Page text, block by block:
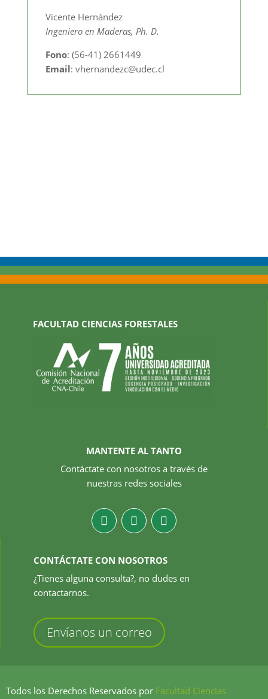
Vicente Hernández
Ingeniero en Maderas, Ph. D.
Fono: (56-41) 2661449
Email: vhernandezc@udec.cl
FACULTAD CIENCIAS FORESTALES
MANTENTE AL TANTO
Contáctate con nosotros a través de
nuestras redes sociales
CONTÁCTATE CON NOSOTROS
¿Tienes alguna consulta?, no dudes en
contactarnos.
Envíanos un correo
Todos los Derechos Reservados por Facultad Ciencias